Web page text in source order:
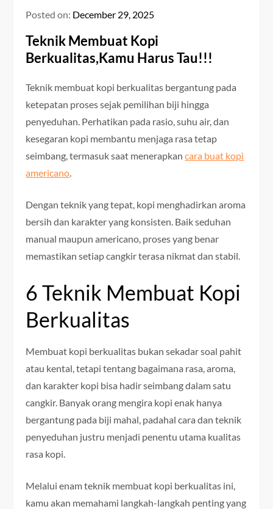
Posted on: December 29, 2025
Teknik Membuat Kopi
Berkualitas,Kamu Harus Tau!!!
Teknik membuat kopi berkualitas bergantung pada
ketepatan proses sejak pemilihan biji hingga
penyeduhan. Perhatikan pada rasio, suhu air, dan
kesegaran kopi membantu menjaga rasa tetap
seimbang, termasuk saat menerapkancara buat kopi
americano
Dengan teknik yang tepat, kopi menghadirkan aroma
bersih dan karakter yang konsisten. Baik seduhan
manual maupun americano, proses yang benar
memastikan setiap cangkir terasa nikmat dan stabil.
6 Teknik Membuat Kopi
Berkualitas
Membuat kopi berkualitas bukan sekadar soal pahit
atau kental, tetapi tentang bagaimana rasa, aroma,
dan karakter kopi bisa hadir seimbang dalam satu
cangkir. Banyak orang mengira kopi enak hanya
bergantung pada biji mahal, padahal cara dan teknik
penyeduhan justru menjadi penentu utama kualitas
rasa kopi.
Melalui enam teknik membuat kopi berkualitas ini,
kamu akan memahami langkah-langkah penting yang